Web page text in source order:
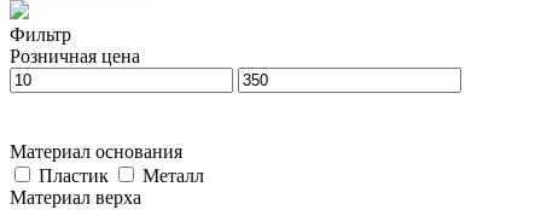
Фильтр
Розничная цена
Материал основания
Пластик
Металл
Материал верха